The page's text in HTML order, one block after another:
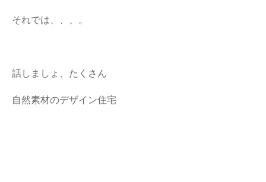
それでは、、、。
話しましょ、たくさん
自然素材のデザイン住宅